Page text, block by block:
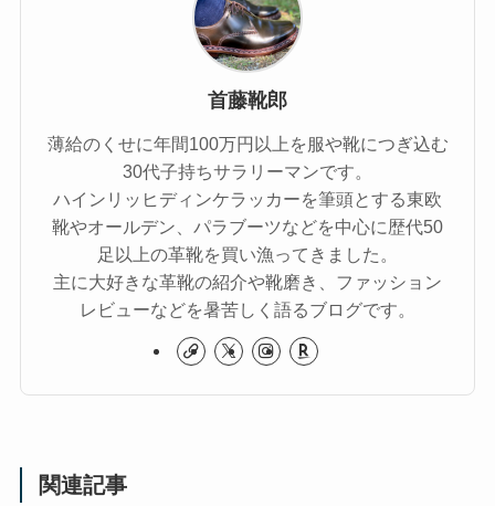
首藤靴郎
薄給のくせに年間100万円以上を服や靴につぎ込む
30代子持ちサラリーマンです。
ハインリッヒディンケラッカーを筆頭とする東欧
靴やオールデン、パラブーツなどを中心に歴代50
足以上の革靴を買い漁ってきました。
主に大好きな革靴の紹介や靴磨き、ファッション
レビューなどを暑苦しく語るブログです。
関連記事